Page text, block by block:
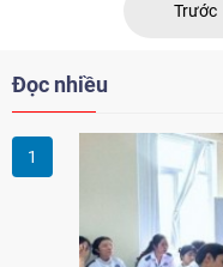
Trước
Đọc nhiều